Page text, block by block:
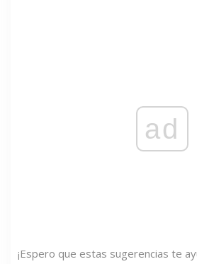
ad
¡Espero que estas sugerencias te